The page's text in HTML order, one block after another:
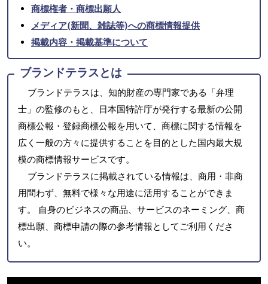
商標権者・商標出願人
メディア(新聞、雑誌等)への商標情報提供
掲載内容・掲載基準について
ブランドテラスとは
ブランドテラスは、知的財産の専門家である「弁理
士」の監修のもと、日本国特許庁が発行する最新の公開
商標公報・登録商標公報を用いて、商標に関する情報を
広く一般の方々に提供することを目的とした国内最大規
模の商標情報サービスです。
ブランドテラスに掲載されている情報は、商用・非商
用問わず、無料で様々な用途に活用することができま
す。 自身のビジネスの商品、サービスのネーミング、商
標出願、商標申請の際の参考情報としてご利用くださ
い。